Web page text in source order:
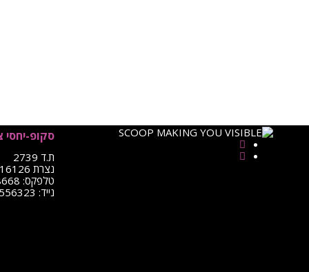
סקופ-יחסי
ת.ד 2739
נצרת 16126
טלפקס: 0722-498668
נייד: 052-8556323